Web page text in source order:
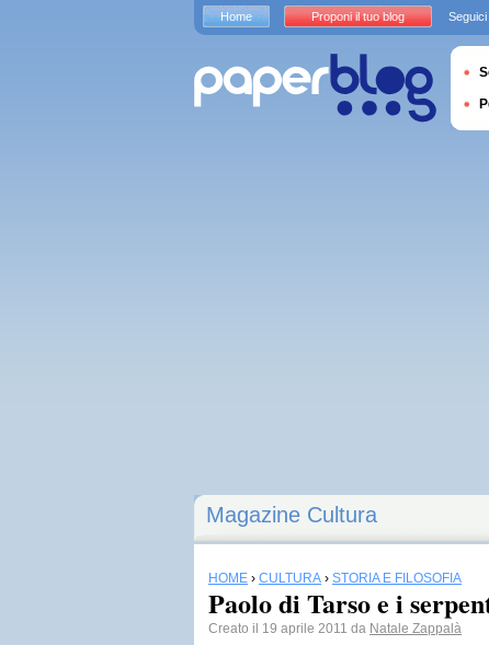
Magazine Cultura
HOME › CULTURA › STORIA E FILOSOFIA
Paolo di Tarso e i
Creato il 19 aprile 2011 da Natale Zappalà
Home Proponi il tuo blog